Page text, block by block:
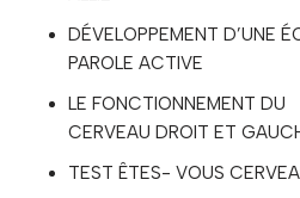
DÉVELOPPEMENT D’UNE
PAROLE ACTIVE
LE FONCTIONNEMENT DU
CERVEAU DROIT ET
TEST ÊTES- VOUS